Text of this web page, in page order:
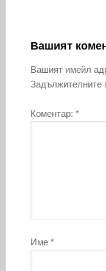
Вашият
Вашият имейл
Задължителните
Коментар: *
Име *